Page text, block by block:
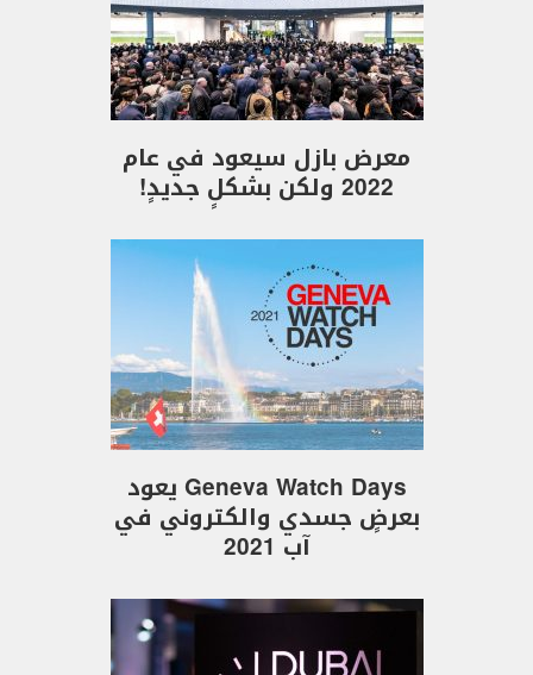
معرض بازل سيعود في عام
2022 ولكن بشكلٍ جديدٍ!
Geneva Watch Days يعود
بعرضٍ جسدي والكتروني في
آب 2021